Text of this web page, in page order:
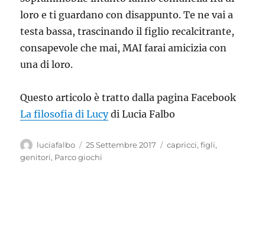
loro e ti guardano con disappunto. Te ne vai a
testa bassa, trascinando il figlio recalcitrante,
consapevole che mai, MAI farai amicizia con
una di loro.
Questo articolo è tratto dalla pagina Facebook
La filosofia di Lucydi Lucia Falbo
Autore
luciafalbo
Pubblicato
il
25 Settembre 2017 Tag
capricci,figli,
genitori, Parco giochi